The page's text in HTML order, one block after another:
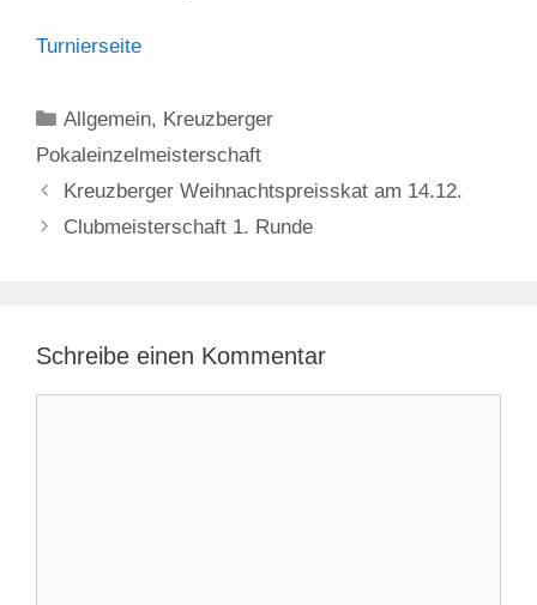
Turnierseite
Kategorien
Allgemein, Kreuzberger
Pokaleinzelmeisterschaft
Kreuzberger Weihnachtspreisskat am 14.12.
Clubmeisterschaft 1. Runde
Schreibe einen Kommentar